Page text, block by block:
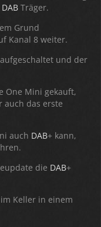
DAB Träger.
Grund
Kanal 8 weiter.
und der
One Mini gekauft,
auch das erste
auch DAB+ kann,
die DAB+
Keller in einem